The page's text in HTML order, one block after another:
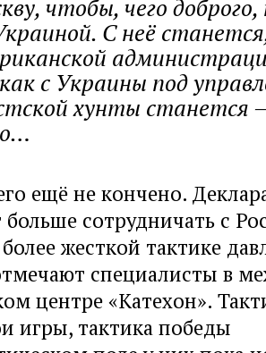
чтобы, чего
С неё
с Украины под
хунты станется
ещё не кончено.
больше сотрудничать с
жесткой тактике
специалисты в
центре «Катехон».
игры, тактика победы